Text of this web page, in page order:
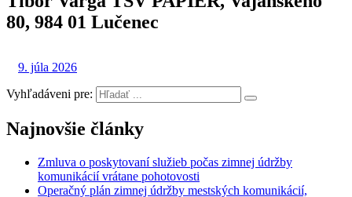
80, 984 01 Lučenec
9. júla 2026
Vyhľadáveni pre:
Najnovšie články
Zmluva o poskytovaní služieb počas zimnej údržby
komunikácií vrátane pohotovosti
Operačný plán zimnej údržby mestských komunikácií,